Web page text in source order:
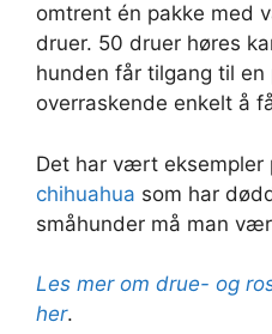
omtrent én pakke med
druer. 50 druer høres
hunden får tilgang til
overraskende enkelt å
Det har vært eksempler
chihuahua som har
småhunder må man
Les mer om drue- og
her.